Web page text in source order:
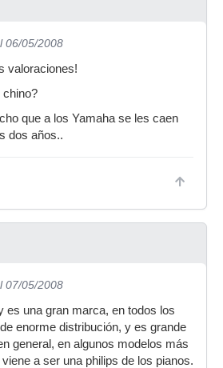
06/05/2008
valoraciones!
chino?
que a los Yamaha se les caen
dos años..
07/05/2008
es una gran marca, en todos los
enorme distribución, y es grande
general, en algunos modelos más
a ser una philips de los pianos.